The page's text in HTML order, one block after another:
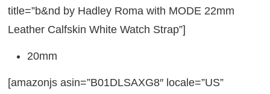
title=”b&nd by Hadley Roma with MODE 22mm
Leather Calfskin White Watch Strap”]
20mm
[amazonjs asin=”B01DLSAXG8″ locale=”US”